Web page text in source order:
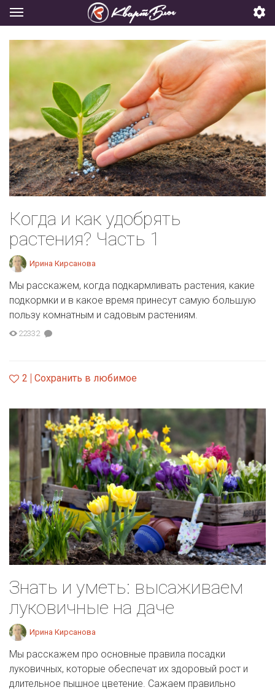
Когда и как удобрять
растения? Часть 1
Ирина Кирсанова
Мы расскажем, когда подкармливать растения, какие
подкормки и в какое время принесут самую большую
пользу комнатным и садовым растениям.
22332
2 Сохранить в любимое
Знать и уметь: высаживаем
луковичные на даче
Ирина Кирсанова
Мы расскажем про основные правила посадки
луковичных, которые обеспечат их здоровый рост и
длительное пышное цветение. Сажаем правильно